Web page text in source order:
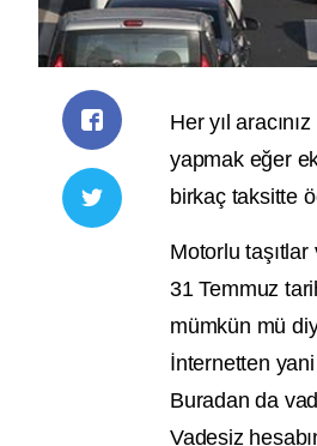
Her yıl
yapmak eğer
birkaç taksitte
Motorlu
31 Temmuz
mümkün mü
İnternetten yani
Buradan da
Vadesiz